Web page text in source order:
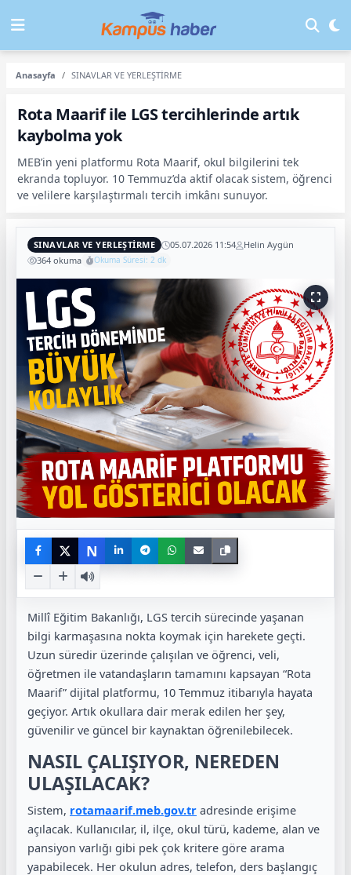
Anasayfa SINAVLAR VE YERLEŞTİRME
Rota Maarif ile LGS tercihlerinde artık
kaybolma yok
MEB’in yeni platformu Rota Maarif, okul bilgilerini tek
ekranda topluyor. 10 Temmuz’da aktif olacak sistem, öğrenci
ve velilere karşılaştırmalı tercih imkânı sunuyor.
SINAVLAR VE YERLEŞTİRME 05.07.2026 11:54
Helin Aygün
364 okuma
Okuma Süresi: 2 dk
N
Millî Eğitim Bakanlığı, LGS tercih sürecinde yaşanan
bilgi karmaşasına nokta koymak için harekete geçti.
Uzun süredir üzerinde çalışılan ve öğrenci, veli,
öğretmen ile vatandaşların tamamını kapsayan “Rota
Maarif” dijital platformu, 10 Temmuz itibarıyla hayata
geçiyor. Artık okullara dair merak edilen her şey,
güvenilir ve güncel bir kaynaktan öğrenilebilecek.
NASIL ÇALIŞIYOR, NEREDEN
ULAŞILACAK?
Sistem, rotamaarif.meb.gov.tr adresinde erişime
açılacak. Kullanıcılar, il, ilçe, okul türü, kademe, alan ve
pansiyon varlığı gibi pek çok kritere göre arama
yapabilecek. Her okulun adres, telefon, ders başlangıç